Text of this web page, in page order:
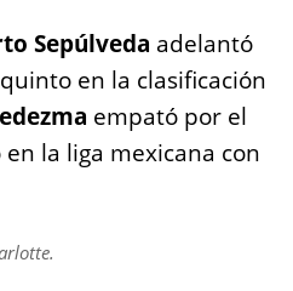
Sepúlveda adelantó
en la clasificación
empató por el
la liga mexicana con